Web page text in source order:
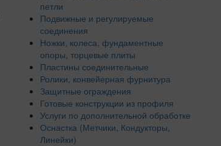
петли
Подвижные и регулируемые
соединения
Ножки, колеса, фундаментные
опоры, торцевые плиты
Пластины соединительные
Ролики, конвейерная фурнитура
Защитные ограждения
Готовые конструкции из профиля
Услуги по дополнительной обработке
Оснастка (Метчики, Кондукторы,
Линейки)